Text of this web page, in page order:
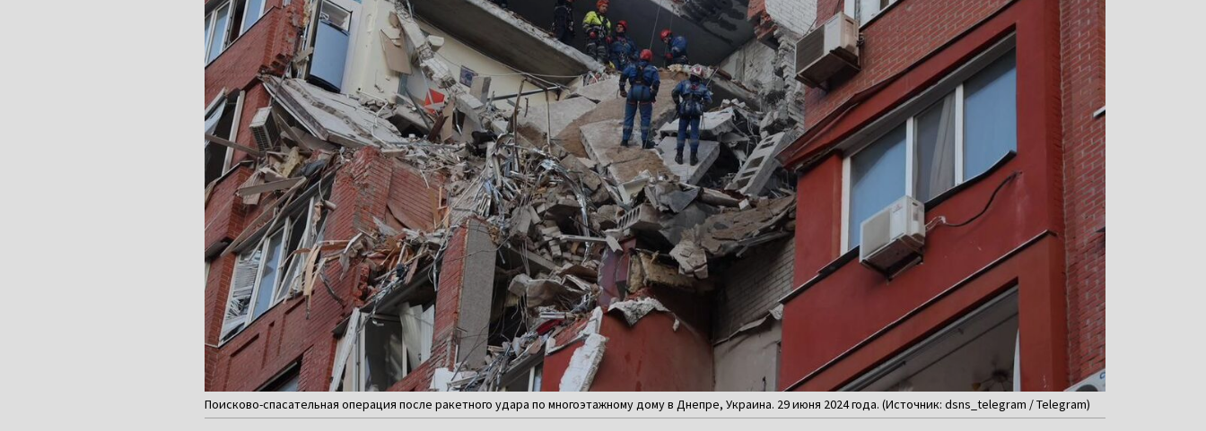
Поисково-спасательная операция после ракетного удара по многоэтажному дому в Днепре, Украина. 29 июня 2024 года. (Источник: dsns_telegram / Telegram)